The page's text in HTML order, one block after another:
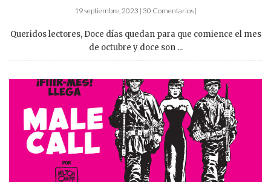
19 septiembre, 2023 | 30 Comentarios |
Queridos lectores, Doce días quedan para que comience el mes
de octubre y doce son ...